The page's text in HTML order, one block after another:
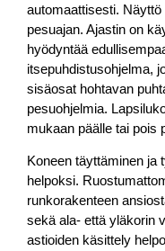
automaattisesti.
pesuajan. Ajastin on
hyödyntää
itsepuhdistusohjelma,
sisäosat hohtavan
pesuohjelmia.
mukaan päälle tai pois
Koneen täyttäminen ja
helpoksi.
runkorakenteen
sekä ala- että yläkorin
astioiden käsittely